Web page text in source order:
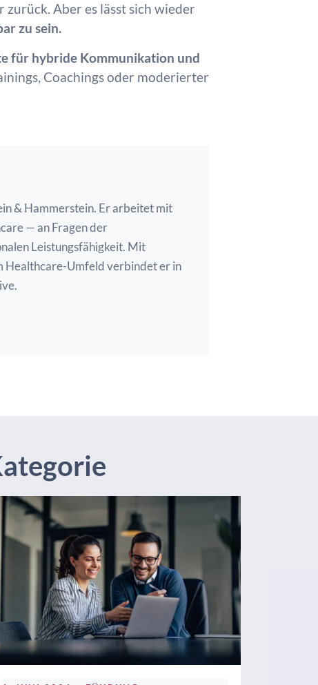
Aber es lässt sich wieder
zu sein.
für hybride Kommunikation und
Coachings oder moderierter
& Hammerstein. Er arbeitet mit
— an Fragen der
Leistungsfähigkeit. Mit
Healthcare-Umfeld verbindet er in